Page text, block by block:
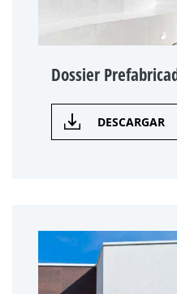
Dossier
DESCARGAR